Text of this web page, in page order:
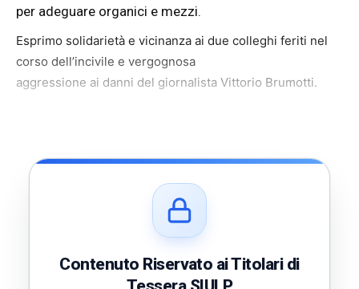
per adeguare organici e mezzi.
Esprimo solidarietà e vicinanza ai due colleghi feriti nel
corso dell’incivile e vergognosa
aggressione ai danni del giornalista Vittorio Brumotti.
Contenuto Riservato ai Titolari di